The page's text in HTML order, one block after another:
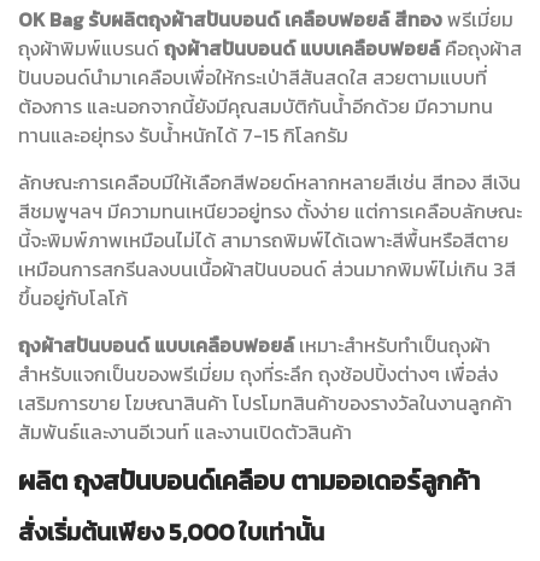
OK Bag รับผลิตถุงผ้าสปันบอนด์ เคลือบฟอยล์ สีทองพรีเมี่ยม
ถุงผ้าพิมพ์แบรนด์ถุงผ้าสปันบอนด์ แบบเคลือบฟอยล์คือถุงผ้าส
ปันบอนด์นำมาเคลือบเพื่อให้กระเป่าสีสันสดใส สวยตามแบบที่
ต้องการ และนอกจากนี้ยังมีคุณสมบัติกันน้ำอีกด้วย มีความทน
ทานและอยุ่ทรง รับน้ำหนักได้ 7-15 กิโลกรัม
ลักษณะการเคลือบมีให้เลือกสีฟอยด์หลากหลายสีเช่น สีทอง สีเงิน
สีชมพูฯลฯ มีความทนเหนียวอยู่ทรง ตั้งง่าย แต่การเคลือบลักษณะ
นี้จะพิมพ์ภาพเหมือนไม่ได้ สามารถพิมพ์ได้เฉพาะสีพื้นหรือสีตาย
เหมือนการสกรีนลงบนเนื้อผ้าสปันบอนด์ ส่วนมากพิมพ์ไม่เกิน 3สี
ขึ้นอยู่กับโลโก้
ถุงผ้าสปันบอนด์ แบบเคลือบฟอยล์เหมาะสำหรับทำเป็นถุงผ้า
สำหรับแจกเป็นของพรีเมี่ยม ถุงที่ระลึก ถุงช้อปปิ้งต่างๆ เพื่อส่ง
เสริมการขาย โฆษณาสินค้า โปรโมทสินค้าของรางวัลในงานลูกค้า
สัมพันธ์และงานอีเวนท์ และงานเปิดตัวสินค้า
ผลิต ถุงสปันบอนด์เคลือบ ตามออเดอร์ลูกค้า
สั่งเริ่มต้นเพียง 5,000 ใบเท่านั้น